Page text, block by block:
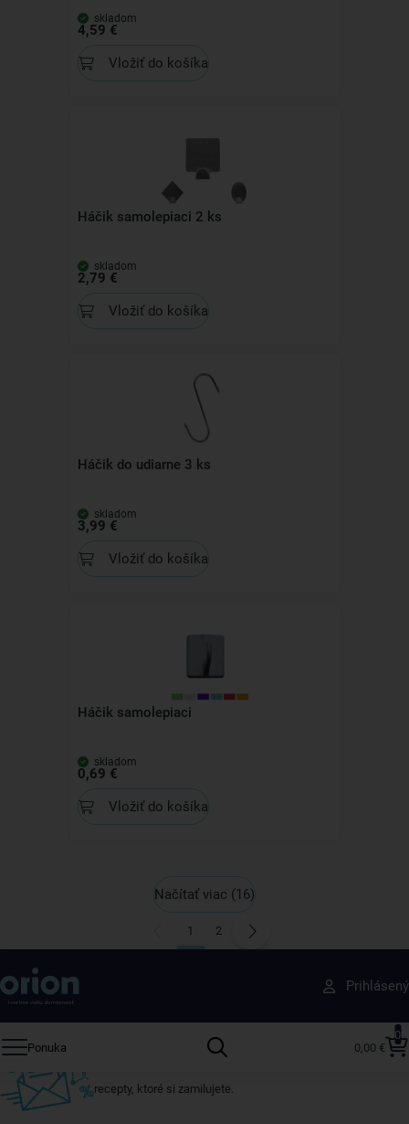
skladom
4,59 €
Vložiť do košíka
Háčik samolepiaci 2 ks
skladom
2,79 €
Vložiť do košíka
Háčik do udiarne 3 ks
skladom
3,99 €
Vložiť do košíka
Háčik samolepiaci
skladom
0,69 €
Vložiť do košíka
Načítať viac (16)
1 2
Prihlásený
Ponuka
0
0,00 €
Získajte rady, recepty a tipy na zľavy skôr ako
ktokoľvek iný
Prihláste sa k odberu nášho newslettera.
recepty, ktoré si zamilujete.